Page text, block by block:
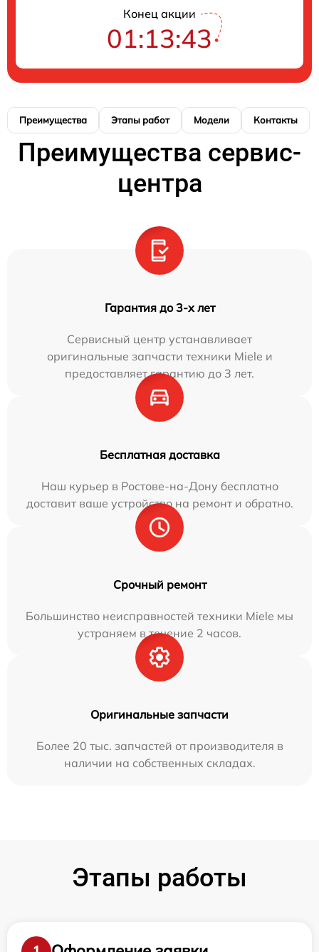
Конец акции
01:13:43
Преимущества Этапы работ Модели Контакты
Преимущества сервис-
центра
Гарантия до 3-х лет
Сервисный центр устанавливает
оригинальные запчасти техники Miele и
предоставляет гарантию до 3 лет.
Бесплатная доставка
Наш курьер в Ростове-на-Дону бесплатно
доставит ваше устройство на ремонт и обратно.
Срочный ремонт
Большинство неисправностей техники Miele мы
устраняем в течение 2 часов.
Оригинальные запчасти
Более 20 тыс. запчастей от производителя в
наличии на собственных складах.
Этапы работы